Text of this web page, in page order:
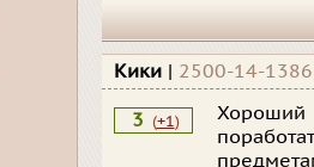
Кики | 2500-14-1386
3 (+1)
Хороший